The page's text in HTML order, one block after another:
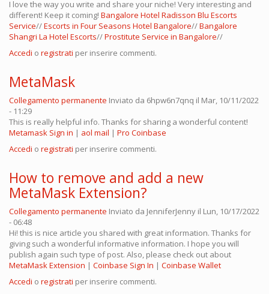
I love the way you write and share your niche! Very interesting and
different! Keep it coming! Bangalore Hotel Radisson Blu Escorts
Service//Escorts in Four Seasons Hotel Bangalore//Bangalore
Shangri La Hotel Escorts//Prostitute Service in Bangalore//
Accedi o registrati per inserire commenti.
MetaMask
Collegamento permanente Inviato da 6hpw6n7qnq il Mar, 10/11/2022
- 11:29
This is really helpful info. Thanks for sharing a wonderful content!
Metamask Sign in | aol mail | Pro Coinbase
Accedi o registrati per inserire commenti.
How to remove and add a new
MetaMask Extension?
Collegamento permanente Inviato da JenniferJenny il Lun, 10/17/2022
- 06:48
Hi! this is nice article you shared with great information. Thanks for
giving such a wonderful informative information. I hope you will
publish again such type of post. Also, please check out about
MetaMask Extension | Coinbase Sign In | Coinbase Wallet
Accedi o registrati per inserire commenti.